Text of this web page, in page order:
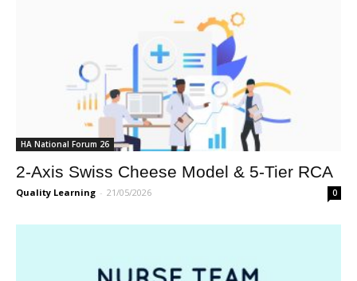
HA National Forum 26
2-Axis Swiss Cheese Model & 5-Tier RCA
Quality Learning - 21/05/2026 0